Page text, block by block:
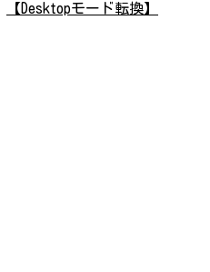
【Desktopモード転換】